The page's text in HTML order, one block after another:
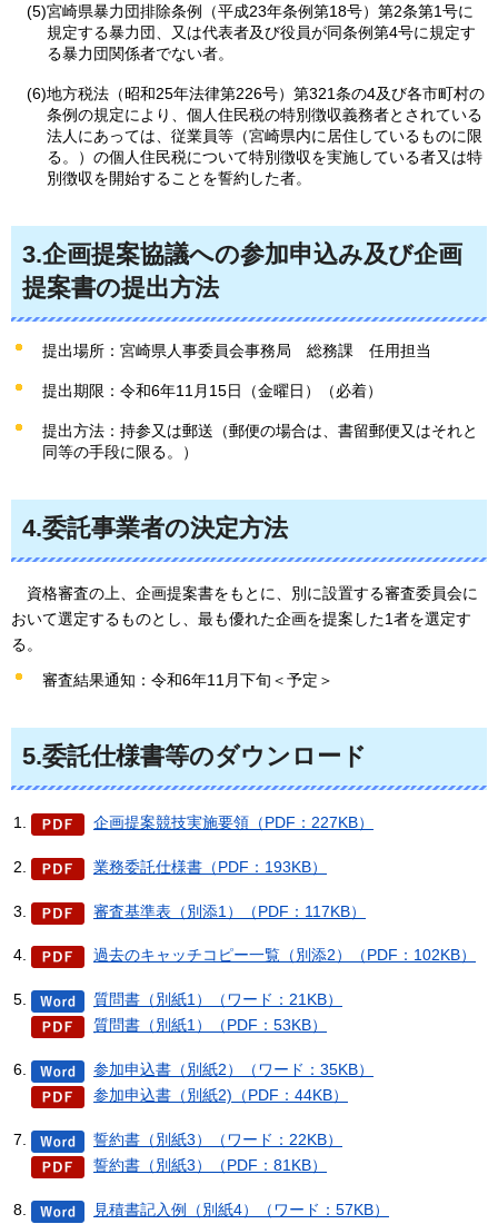
(5)宮崎県暴力団排除条例（平成23年条例第18号）第2条第1号に
規定する暴力団、又は代表者及び役員が同条例第4号に規定す
る暴力団関係者でない者。
(6)地方税法（昭和25年法律第226号）第321条の4及び各市町村の
条例の規定により、個人住民税の特別徴収義務者とされている
法人にあっては、従業員等（宮崎県内に居住しているものに限
る。）の個人住民税について特別徴収を実施している者又は特
別徴収を開始することを誓約した者。
3.企画提案協議への参加申込み及び企画
提案書の提出方法
提出場所：宮崎県人事委員会事務局 総務課 任用担当
提出期限：令和6年11月15日（金曜日）（必着）
提出方法：持参又は郵送（郵便の場合は、書留郵便又はそれと
同等の手段に限る。）
4.委託事業者の決定方法
資格審査の上、企画提案書をもとに、別に設置する審査委員会に
おいて選定するものとし、最も優れた企画を提案した1者を選定す
る。
審査結果通知：令和6年11月下旬＜予定＞
5.委託仕様書等のダウンロード
企画提案競技実施要領（PDF：227KB）
業務委託仕様書（PDF：193KB）
審査基準表（別添1）（PDF：117KB）
過去のキャッチコピー一覧（別添2）（PDF：102KB）
質問書（別紙1）（ワード：21KB）
質問書（別紙1）（PDF：53KB）
参加申込書（別紙2）（ワード：35KB）
参加申込書（別紙2)（PDF：44KB）
誓約書（別紙3）（ワード：22KB）
誓約書（別紙3）（PDF：81KB）
見積書記入例（別紙4）（ワード：57KB）